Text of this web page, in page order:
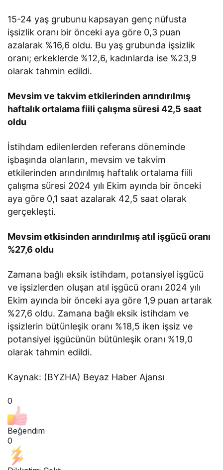
15-24 yaş grubunu kapsayan genç nüfusta
işsizlik oranı bir önceki aya göre 0,3 puan
azalarak %16,6 oldu. Bu yaş grubunda işsizlik
oranı; erkeklerde %12,6, kadınlarda ise %23,9
olarak tahmin edildi.
Mevsim ve takvim etkilerinden arındırılmış
haftalık ortalama fiili çalışma süresi 42,5 saat
oldu
İstihdam edilenlerden referans döneminde
işbaşında olanların, mevsim ve takvim
etkilerinden arındırılmış haftalık ortalama fiili
çalışma süresi 2024 yılı Ekim ayında bir önceki
aya göre 0,1 saat azalarak 42,5 saat olarak
gerçekleşti.
Mevsim etkisinden arındırılmış atıl işgücü oranı
%27,6 oldu
Zamana bağlı eksik istihdam, potansiyel işgücü
ve işsizlerden oluşan atıl işgücü oranı 2024 yılı
Ekim ayında bir önceki aya göre 1,9 puan artarak
%27,6 oldu. Zamana bağlı eksik istihdam ve
işsizlerin bütünleşik oranı %18,5 iken işsiz ve
potansiyel işgücünün bütünleşik oranı %19,0
olarak tahmin edildi.
Kaynak: (BYZHA) Beyaz Haber Ajansı
0
Beğendim
0